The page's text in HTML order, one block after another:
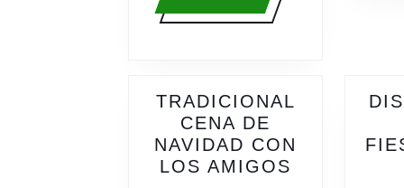
más
TRADICIONAL
CENA DE
NAVIDAD CON
LOS AMIGOS